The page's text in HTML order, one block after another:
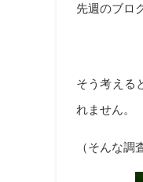
先週のブロ
そう考える
れません。
（そんな調